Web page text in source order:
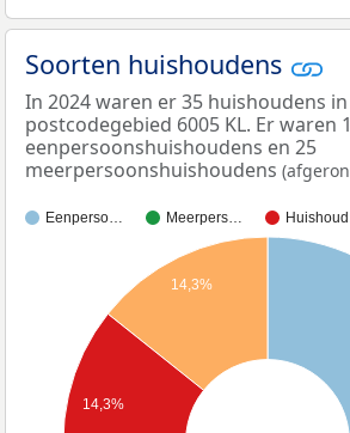
Soorten huishoudens
In 2024 waren er 35 huishoudens
postcodegebied 6005 KL. Er waren
eenpersoonshuishoudens en 25
meerpersoonshuishoudens
Eenperso… Meerpers…
14,3%
14,3%